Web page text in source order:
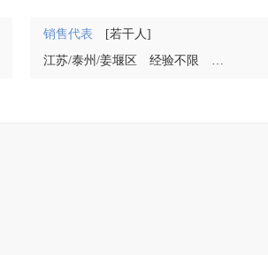
销售代表 [若干人]
江苏/泰州/姜堰区
经验不限 学历不限